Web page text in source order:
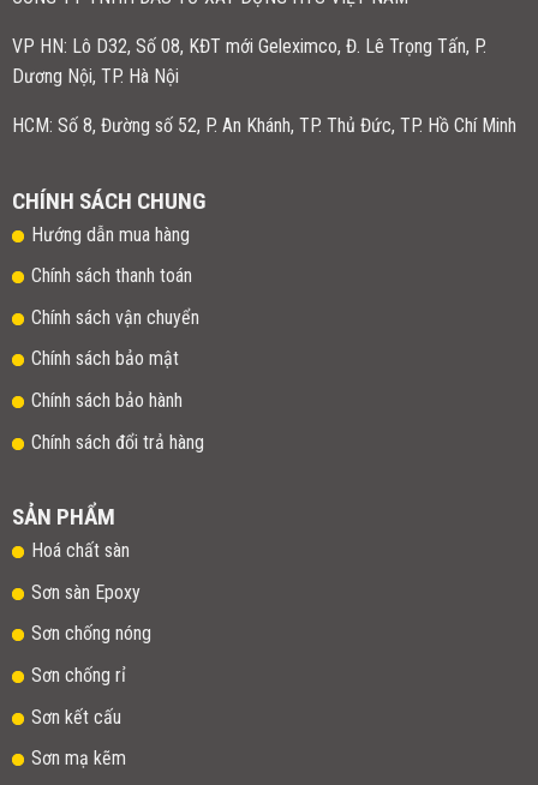
VP HN: Lô D32, Số 08, KĐT mới Geleximco, Đ. Lê Trọng Tấn, P.
Dương Nội, TP. Hà Nội
HCM: Số 8, Đường số 52, P. An Khánh, TP. Thủ Đức, TP. Hồ Chí Minh
CHÍNH SÁCH CHUNG
Hướng dẫn mua hàng
Chính sách thanh toán
Chính sách vận chuyển
Chính sách bảo mật
Chính sách bảo hành
Chính sách đổi trả hàng
SẢN PHẨM
Hoá chất sàn
Sơn sàn Epoxy
Sơn chống nóng
Sơn chống rỉ
Sơn kết cấu
Sơn mạ kẽm